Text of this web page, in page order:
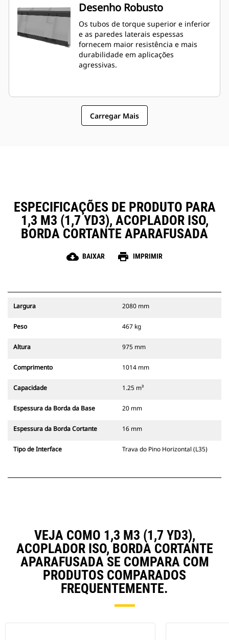
Desenho Robusto
Os tubos de torque superior e inferior
e as paredes laterais espessas
fornecem maior resistência e mais
durabilidade em aplicações
agressivas.
Carregar Mais
ESPECIFICAÇÕES DE PRODUTO PARA
1,3 M3 (1,7 YD3), ACOPLADOR ISO,
BORDA CORTANTE APARAFUSADA
cloud_download BAIXAR print IMPRIMIR
Largura 2080 mm
Peso 467 kg
Altura 975 mm
Comprimento 1014 mm
Capacidade 1.25 m³
Espessura da Borda da Base 20 mm
Espessura da Borda Cortante 16 mm
Tipo de Interface Trava do Pino Horizontal (L35)
VEJA COMO 1,3 M3 (1,7 YD3),
ACOPLADOR ISO, BORDA CORTANTE
APARAFUSADA SE COMPARA COM
PRODUTOS COMPARADOS
FREQUENTEMENTE.